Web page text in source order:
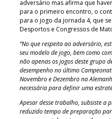
adversário mas afirma que
para o primeiro encontro, o
para o jogo da jornada 4, que
Desportos e Congressos de
“No que respeita ao adversário,
seu modelo de jogo, bem como
não apenas os jogos deste grupo
desempenho no último
Novembro e Dezembro na
necessária para definir uma
Apesar desse trabalho, subsiste a
reduzido tempo de preparação